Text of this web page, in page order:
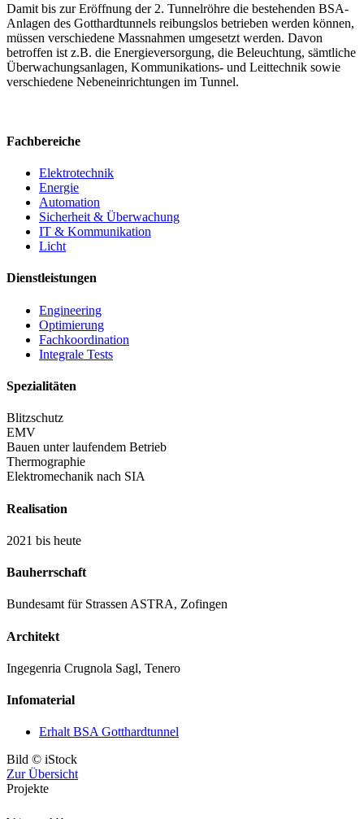
Damit bis zur Eröffnung der 2. Tunnelröhre die bestehenden BSA-
Anlagen des Gotthardtunnels reibungslos betrieben werden können,
müssen verschiedene Massnahmen umgesetzt werden. Davon
betroffen ist z.B. die Energieversorgung, die Beleuchtung, sämtliche
Überwachungsanlagen, Kommunikations- und Leittech­nik sowie
verschiedene Nebeneinrichtungen im Tunnel.
Fachbereiche
Elektrotechnik
Energie
Automation
Sicherheit & Überwachung
IT & Kommunikation
Licht
Dienstleistungen
Engineering
Optimierung
Fachkoordination
Integrale Tests
Spezialitäten
Blitzschutz
EMV
Bauen unter laufendem Betrieb
Thermographie
Elektromechanik nach SIA
Realisation
2021 bis heute
Bauherrschaft
Bundesamt für Strassen ASTRA, Zofingen
Architekt
Ingegenria Crugnola Sagl, Tenero
Infomaterial
Erhalt BSA Gotthardtunnel
Bild © iStock
Zur Übersicht
Projekte